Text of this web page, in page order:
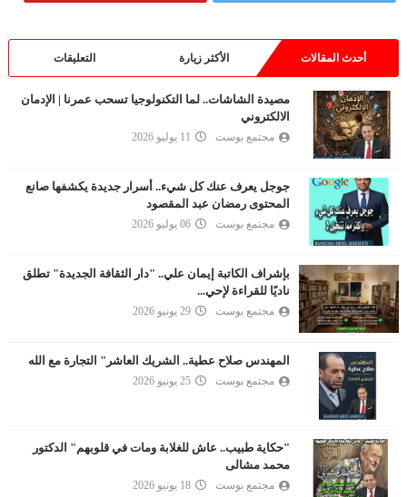
أحدث المقالات الأكثر زيارة التعليقات
مصيدة الشاشات.. لما التكنولوجيا تسحب عمرنا | الإدمان
الالكتروني
مجتمع بوست 11 يوليو 2026
جوجل يعرف عنك كل شيء.. أسرار جديدة يكشفها صانع
المحتوى رمضان عبد المقصود
مجتمع بوست 06 يوليو 2026
بإشراف الكاتبة إيمان علي.. "دار الثقافة الجديدة" تطلق
ناديًا للقراءة لإحي...
مجتمع بوست 29 يونيو 2026
المهندس صلاح عطية.. الشريك العاشر" التجارة مع الله
مجتمع بوست 25 يونيو 2026
"حكاية طبيب.. عاش للغلابة ومات في قلوبهم" الدكتور
محمد مشالى
مجتمع بوست 18 يونيو 2026